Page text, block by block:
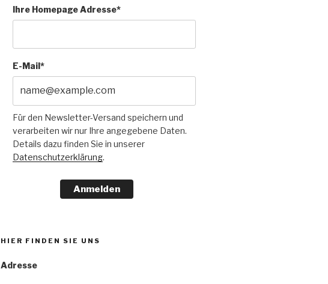
Ihre Homepage Adresse*
E-Mail*
Für den Newsletter-Versand speichern und
verarbeiten wir nur Ihre angegebene Daten.
Details dazu finden Sie in unserer
Datenschutzerklärung.
Anmelden
HIER FINDEN SIE UNS
Adresse